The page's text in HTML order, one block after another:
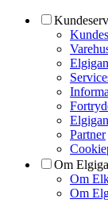
Partner
Om
Om
Om